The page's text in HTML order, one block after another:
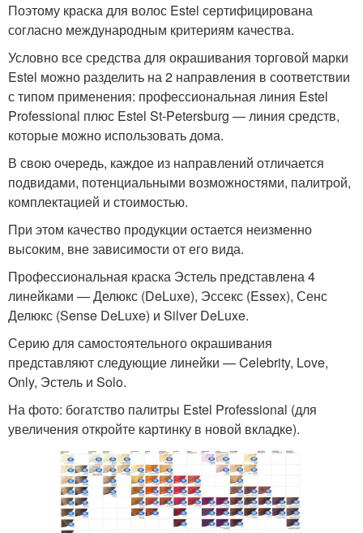
Поэтому краска для волос Estel сертифицирована
согласно международным критериям качества.
Условно все средства для окрашивания торговой марки
Estel можно разделить на 2 направления в соответствии
с типом применения: профессиональная линия Estel
Professional плюс Estel St-Petersburg — линия средств,
которые можно использовать дома.
В свою очередь, каждое из направлений отличается
подвидами, потенциальными возможностями, палитрой,
комплектацией и стоимостью.
При этом качество продукции остается неизменно
высоким, вне зависимости от его вида.
Профессиональная краска Эстель представлена 4
линейками — Делюкс (DeLuxe), Эссекс (Essex), Сенс
Делюкс (Sense DeLuxe) и Silver DeLuxe.
Серию для самостоятельного окрашивания
представляют следующие линейки — Celebrity, Love,
Only, Эстель и Solo.
На фото: богатство палитры Estel Professional (для
увеличения откройте картинку в новой вкладке).